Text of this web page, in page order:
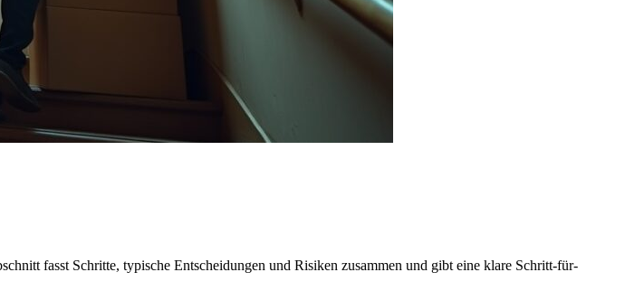
fasst Schritte, typische Entscheidungen und Risiken zusammen und gibt eine klare Schritt-für-